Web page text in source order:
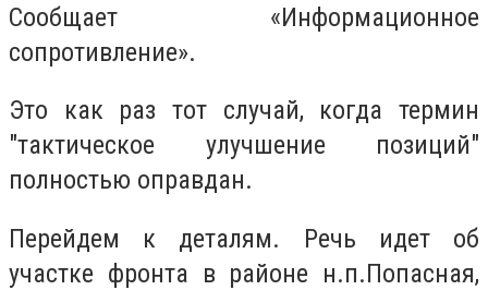
Сообщает «Информационное
сопротивление».
Это как раз тот случай, когда термин
"тактическое улучшение позиций"
полностью оправдан.
Перейдем к деталям. Речь идет об
участке фронта в районе н.п.Попасная,